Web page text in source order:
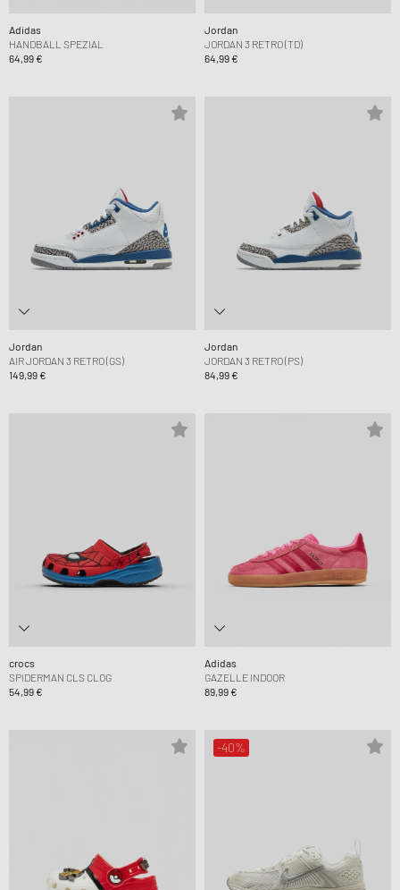
Adidas
HANDBALL SPEZIAL
64,99 €
Jordan
JORDAN 3 RETRO (TD)
64,99 €
Jordan
AIR JORDAN 3 RETRO (GS)
149,99 €
Jordan
JORDAN 3 RETRO (PS)
84,99 €
crocs
SPIDERMAN CLS CLOG
54,99 €
Adidas
GAZELLE INDOOR
89,99 €
-40%